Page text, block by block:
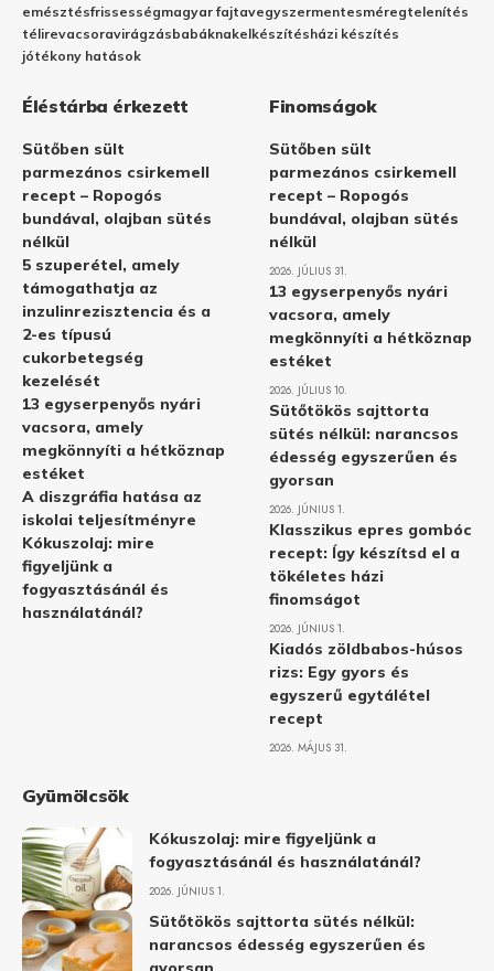
emésztésfrissességmagyar fajtavegyszermentesméregtelenítés
télirevacsoravirágzásbabáknakelkészítésházi készítés
jótékony hatások
Éléstárba érkezett
Sütőben sült
parmezános csirkemell
recept – Ropogós
bundával, olajban sütés
nélkül
5 szuperétel, amely
támogathatja az
inzulinrezisztencia és a
2-es típusú
cukorbetegség
kezelését
13 egyserpenyős nyári
vacsora, amely
megkönnyíti a hétköznap
estéket
A diszgráfia hatása az
iskolai teljesítményre
Kókuszolaj: mire
figyeljünk a
fogyasztásánál és
használatánál?
Finomságok
Sütőben sült
parmezános csirkemell
recept – Ropogós
bundával, olajban sütés
nélkül
2026. JÚLIUS 31.
13 egyserpenyős nyári
vacsora, amely
megkönnyíti a hétköznap
estéket
2026. JÚLIUS 10.
Sütőtökös sajttorta
sütés nélkül: narancsos
édesség egyszerűen és
gyorsan
2026. JÚNIUS 1.
Klasszikus epres gombóc
recept: Így készítsd el a
tökéletes házi
finomságot
2026. JÚNIUS 1.
Kiadós zöldbabos-húsos
rizs: Egy gyors és
egyszerű egytálétel
recept
2026. MÁJUS 31.
Gyümölcsök
Kókuszolaj: mire figyeljünk a
fogyasztásánál és használatánál?
2026. JÚNIUS 1.
Sütőtökös sajttorta sütés nélkül:
narancsos édesség egyszerűen és